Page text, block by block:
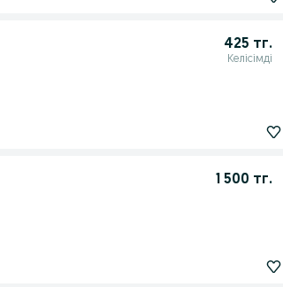
425 тг.
Келісімді
1 500 тг.